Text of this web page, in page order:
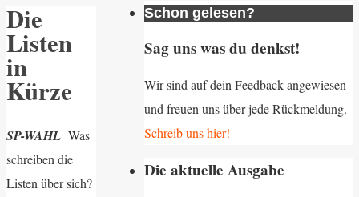
Die
Listen
in
Kürze
SP-WAHL Was
schreiben die
Listen über sich?
Schon gelesen?
Sag uns was du denkst!
Wir sind auf dein Feedback angewiesen
und freuen uns über jede Rückmeldung.
Schreib uns hier!
Die aktuelle Ausgabe